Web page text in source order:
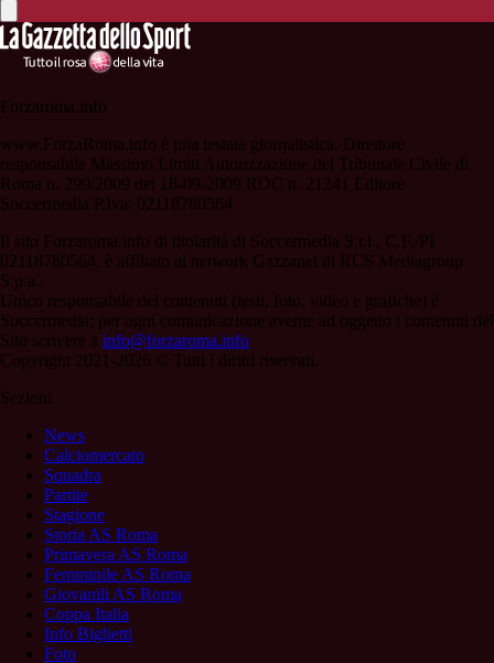
Forzaroma.info
www.ForzaRoma.info è una testata giornalistica. Direttore
responsabile Massimo Limiti Autorizzazione del Tribunale Civile di
Roma n. 299/2009 del 18-09-2009 ROC n. 21241 Editore
Soccermedia P.Iva: 02118780564
Il sito Forzaroma.info di titolarità di Soccermedia S.r.l., C.F./PI
02118780564, è affiliato al network Gazzanet di RCS Mediagroup
S.p.a..
Unico responsabile dei contenuti (testi, foto, video e grafiche) è
Soccermedia; per ogni comunicazione avente ad oggetto i contenuti del
Sito scrivere a info@forzaroma.info
Copyright 2021-2026 © Tutti i diritti riservati.
Sezioni
News
Calciomercato
Squadra
Partite
Stagione
Storia AS Roma
Primavera AS Roma
Femminile AS Roma
Giovanili AS Roma
Coppa Italia
Info Biglietti
Foto